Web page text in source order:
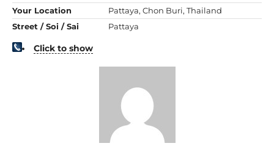
Your Location
Pattaya, Chon Buri, Thailand
Street / Soi / Sai
Pattaya
Click to show